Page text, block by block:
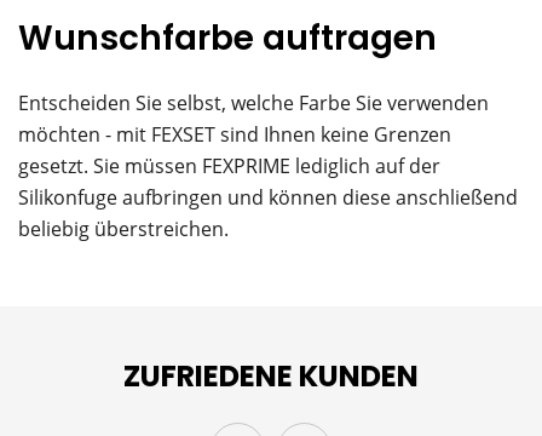
Wunschfarbe auftragen
Entscheiden Sie selbst, welche Farbe Sie verwenden
möchten - mit FEXSET sind Ihnen keine Grenzen
gesetzt. Sie müssen FEXPRIME lediglich auf der
Silikonfuge aufbringen und können diese anschließend
beliebig überstreichen.
ZUFRIEDENE KUNDEN